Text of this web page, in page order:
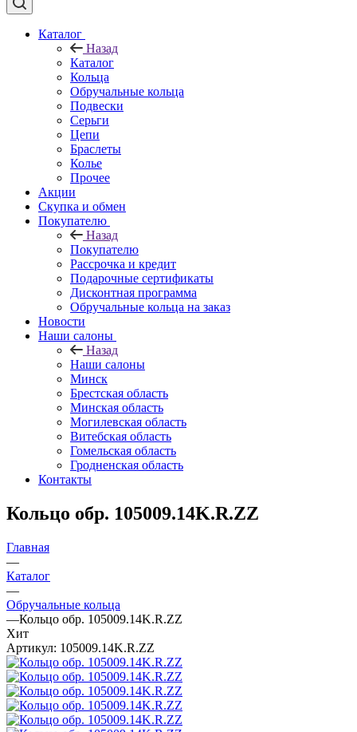
Каталог
Назад
Каталог
Кольца
Обручальные кольца
Подвески
Серьги
Цепи
Браслеты
Колье
Прочее
Акции
Скупка и обмен
Покупателю
Назад
Покупателю
Рассрочка и кредит
Подарочные сертификаты
Дисконтная программа
Обручальные кольца на заказ
Новости
Наши салоны
Назад
Наши салоны
Минск
Брестская область
Минская область
Могилевская область
Витебская область
Гомельская область
Гродненская область
Контакты
Кольцо обр. 105009.14K.R.ZZ
Главная
—
Каталог
—
Обручальные кольца
—Кольцо обр. 105009.14K.R.ZZ
Хит
Артикул: 105009.14K.R.ZZ